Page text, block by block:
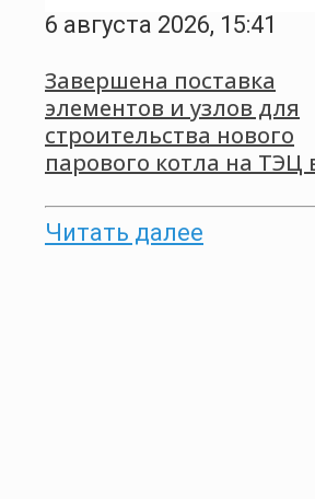
6 августа 2026, 15:41
Завершена поставка
элементов и узлов для
строительства нового
парового котла на ТЭЦ
Читать далее